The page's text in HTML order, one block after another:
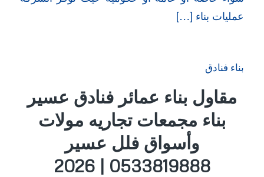
عمليات بناء […]
بناء فنادق
مقاول بناء عمائر فنادق عسير
بناء مجمعات تجاريه مولات
وأسواق فلل عسير
0533819888 | 2026